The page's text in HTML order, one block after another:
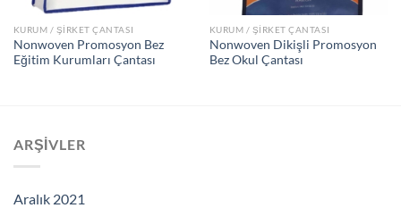
KURUM / ŞİRKET ÇANTASI
Nonwoven Promosyon Bez
Eğitim Kurumları Çantası
KURUM / ŞİRKET ÇANTASI
Nonwoven Dikişli Promosyon
Bez Okul Çantası
ARŞIVLER
Aralık 2021